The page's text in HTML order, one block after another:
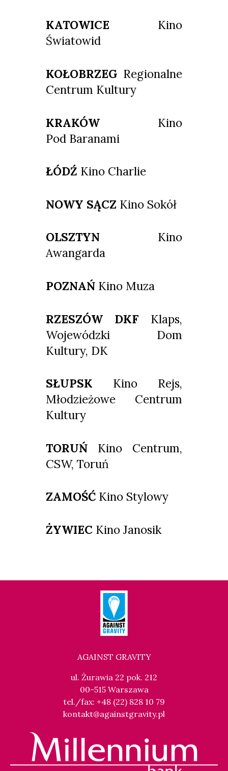
KATOWICE Kino
Światowid
KOŁOBRZEG Regionalne
Centrum Kultury
KRAKÓW Kino
Pod Baranami
ŁÓDŹ Kino Charlie
NOWY SĄCZ Kino Sokół
OLSZTYN Kino
Awangarda
POZNAŃKino Muza
RZESZÓW DKF Klaps,
Wojewódzki Dom
Kultury, DK
SŁUPSK Kino Rejs,
Młodzieżowe Centrum
Kultury
TORUŃKino Centrum,
CSW, Toruń
ZAMOŚĆKino Stylowy
ŻYWIECKino Janosik
AGAINST GRAVITY
ul. Żurawia 22 pok. 212
00-515 Warszawa
tel./fax: +48 (22) 828 10 79
kontakt@againstgravity.pl